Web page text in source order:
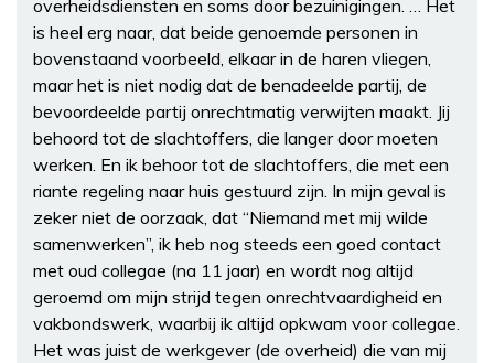
overheidsdiensten en soms door bezuinigingen. … Het
is heel erg naar, dat beide genoemde personen in
bovenstaand voorbeeld, elkaar in de haren vliegen,
maar het is niet nodig dat de benadeelde partij, de
bevoordeelde partij onrechtmatig verwijten maakt. Jij
behoord tot de slachtoffers, die langer door moeten
werken. En ik behoor tot de slachtoffers, die met een
riante regeling naar huis gestuurd zijn. In mijn geval is
zeker niet de oorzaak, dat “Niemand met mij wilde
samenwerken”, ik heb nog steeds een goed contact
met oud collegae (na 11 jaar) en wordt nog altijd
geroemd om mijn strijd tegen onrechtvaardigheid en
vakbondswerk, waarbij ik altijd opkwam voor collegae.
Het was juist de werkgever (de overheid) die van mij